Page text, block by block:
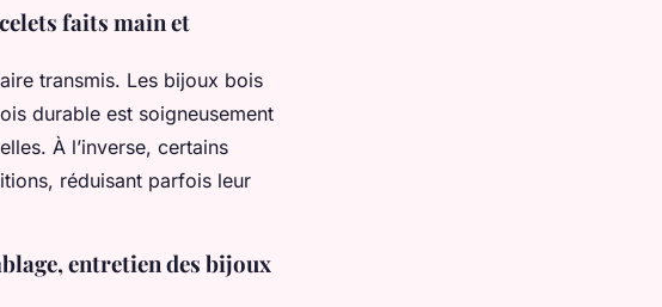
faits main et
transmis. Les bijoux bois
durable est soigneusement
À l’inverse, certains
réduisant parfois leur
entretien des bijoux